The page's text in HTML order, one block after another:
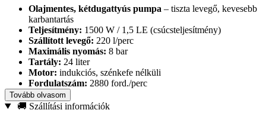
Olajmentes, kétdugattyús pumpa – tiszta levegő, kevesebb
karbantartás
Teljesítmény: 1500 W / 1,5 LE (csúcsteljesítmény)
Szállított levegő: 220 l/perc
Maximális nyomás: 8 bar
Tartály: 24 liter
Motor: indukciós, szénkefe nélküli
Fordulatszám: 2880 ford./perc
Zajszint:79 dB(A)
Automatikus vezérlés:
Tovább olvasom
🚚 Szállítási információk